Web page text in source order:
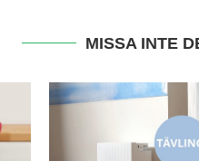
MISSA INTE